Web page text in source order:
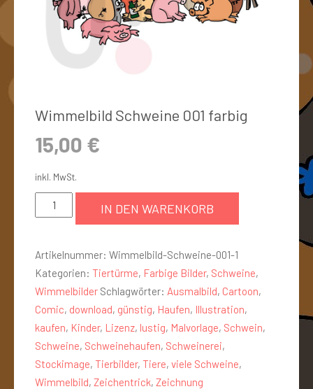
Wimmelbild Schweine 001 farbig
15,00 €
inkl. MwSt.
IN DEN WARENKORB
Artikelnummer: Wimmelbild-Schweine-001-1
Kategorien: Tiertürme, Farbige Bilder, Schweine,
Wimmelbilder Schlagwörter: Ausmalbild, Cartoon,
Comic, download, günstig, Haufen, Illustration,
kaufen, Kinder, Lizenz, lustig, Malvorlage, Schwein,
Schweine, Schweinehaufen, Schweinerei,
Stockimage, Tierbilder, Tiere, viele Schweine,
Wimmelbild, Zeichentrick, Zeichnung